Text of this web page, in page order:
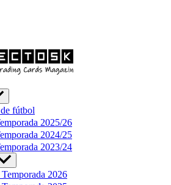
fútbol
2025/26
2024/25
2023/24
Temporada 2026